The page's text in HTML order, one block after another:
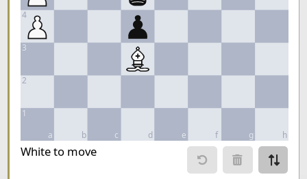
a b c d e f g h
4
3
2
1
Move piece
White to move